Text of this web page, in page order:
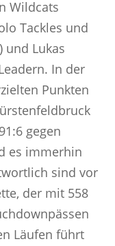
Wildcats
Tackles und
und Lukas
In der
Punkten
gegen
es immerhin
sind vor
der mit 558
Läufen führt